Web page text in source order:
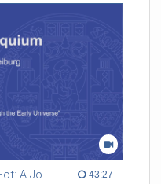
When Particle Physics Gets Hot: A Journey Through the Early Universe 43:27